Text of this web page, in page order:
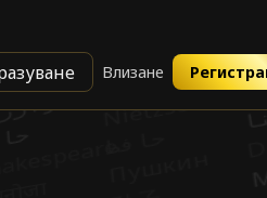
Влизане